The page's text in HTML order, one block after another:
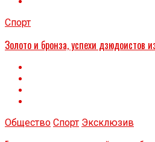
Спорт
Золото и бронза, успехи дзюдоистов
Общество Спорт Эксклюзив